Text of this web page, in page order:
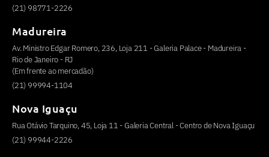
(21) 98771-2226
Madureira
Av. Ministro Edgar Romero, 236, Loja 211 - Galeria Palace - Madureira -
Rio de Janeiro - RJ
(Em frente ao mercadão)
(21) 99994-1104
Nova Iguaçu
Rua Otávio Tarquino, 45, Loja 11 - Galeria Central - Centro de Nova Iguaçu
(21) 99944-2226